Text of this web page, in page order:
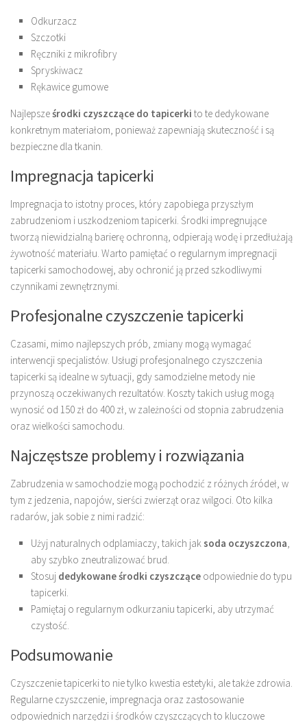
Odkurzacz
Szczotki
Ręczniki z mikrofibry
Spryskiwacz
Rękawice gumowe
Najlepsześrodki czyszczące do tapicerki to te dedykowane
konkretnym materiałom, ponieważ zapewniają skuteczność i są
bezpieczne dla tkanin.
Impregnacja tapicerki
Impregnacja to istotny proces, który zapobiega przyszłym
zabrudzeniom i uszkodzeniom tapicerki. Środki impregnujące
tworzą niewidzialną barierę ochronną, odpierają wodę i przedłużają
żywotność materiału. Warto pamiętać o regularnym impregnacji
tapicerki samochodowej, aby ochronić ją przed szkodliwymi
czynnikami zewnętrznymi.
Profesjonalne czyszczenie tapicerki
Czasami, mimo najlepszych prób, zmiany mogą wymagać
interwencji specjalistów. Usługi profesjonalnego czyszczenia
tapicerki są idealne w sytuacji, gdy samodzielne metody nie
przynoszą oczekiwanych rezultatów. Koszty takich usług mogą
wynosić od 150 zł do 400 zł, w zależności od stopnia zabrudzenia
oraz wielkości samochodu.
Najczęstsze problemy i rozwiązania
Zabrudzenia w samochodzie mogą pochodzić z różnych źródeł, w
tym z jedzenia, napojów, sierści zwierząt oraz wilgoci. Oto kilka
radarów, jak sobie z nimi radzić:
Użyj naturalnych odplamiaczy, takich jak soda oczyszczona
aby szybko zneutralizować brud.
Stosuj dedykowane środki czyszczące odpowiednie do typu
tapicerki.
Pamiętaj o regularnym odkurzaniu tapicerki, aby utrzymać
czystość.
Podsumowanie
Czyszczenie tapicerki to nie tylko kwestia estetyki, ale także zdrowia.
Regularne czyszczenie, impregnacja oraz zastosowanie
odpowiednich narzędzi i środków czyszczących to kluczowe